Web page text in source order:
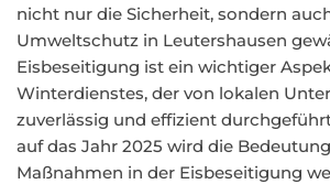
nicht nur die Sicherheit, sondern
Umweltschutz in Leutershausen
Eisbeseitigung ist ein wichtiger
Winterdienstes, der von lokalen
zuverlässig und effizient
auf das Jahr 2025 wird die
Maßnahmen in der Eisbeseitigung